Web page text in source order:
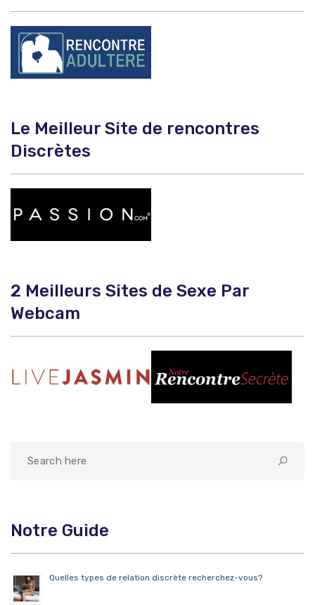
Le Meilleur Site de rencontres
Discrètes
2 Meilleurs Sites de Sexe Par
Webcam
Notre Guide
Quelles types de relation discrète recherchez-vous?